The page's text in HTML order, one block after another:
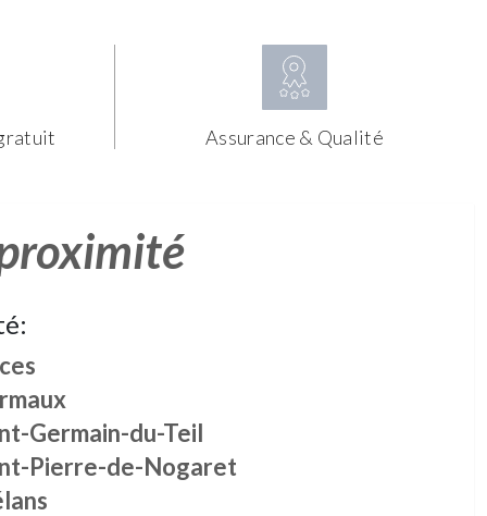
Assurance & Qualité
Germain-du-Teil
Pierre-de-Nogaret